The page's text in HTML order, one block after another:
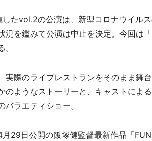
たvol.2の公演は、新型コロナウイル
況を鑑みて公演は中止を決定。今回は
際のライブレストランをそのまま舞
のようなストーリーと、キャストによ
バラエティショー。
29日公開の飯塚健監督最新作品「